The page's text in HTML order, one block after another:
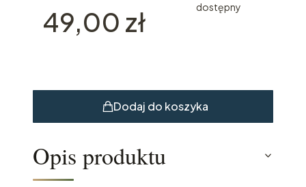
Cena
49,00 zł dostępny
Dodaj do koszyka
Opis produktu